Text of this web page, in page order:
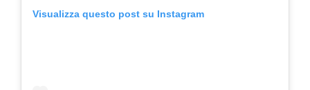
Visualizza questo post su Instagram